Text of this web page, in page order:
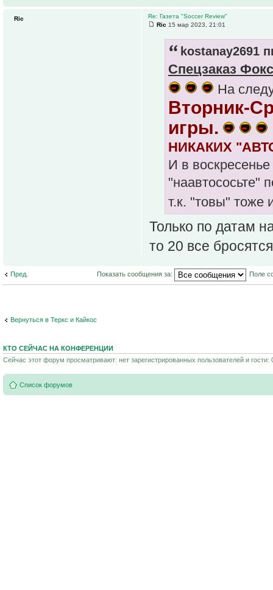
Re: Газета "Soccer Review"
Ric 15 мар 2023, 21:01
kostanay2691
Спецзаказ
На
Вторник-
игры.
НИКАКИХ
И в
"наавтососьте"
т.к. "товы" тоже
Только по датам
то 20 все
Ric
Пред. Показать сообщения за: Поле
Вернуться в Теркс и Кайкос
КТО СЕЙЧАС НА КОНФЕРЕНЦИИ
Сейчас этот форум просматривают: нет зарегистрированных пользователей и гости:
Список форумов